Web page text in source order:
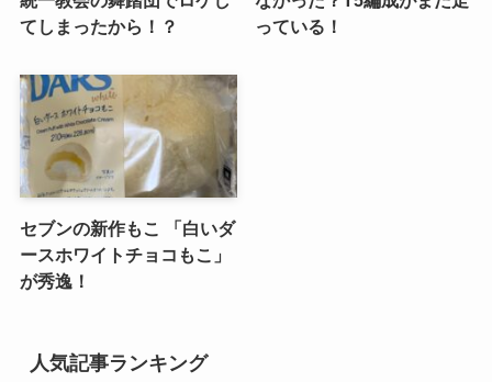
てしまったから！？
っている！
セブンの新作もこ 「白いダ
ースホワイトチョコもこ」
が秀逸！
人気記事ランキング